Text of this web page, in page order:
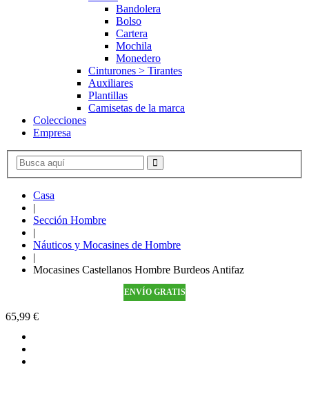
Bandolera
Bolso
Cartera
Mochila
Monedero
Cinturones > Tirantes
Auxiliares
Plantillas
Camisetas de la marca
Colecciones
Empresa
Casa
|
Sección Hombre
|
Náuticos y Mocasines de Hombre
|
Mocasines Castellanos Hombre Burdeos Antifaz
65,99 €
ENVÍO GRATIS